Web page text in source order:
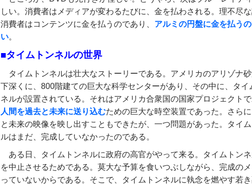
しい。消費者はメディアが変わるたびに、金を払わされる。理不尽な
消費者はコンテンツに金を払うのであり、 アルミの円盤に金を払う
い。
■タイムトンネルの世界
タイムトンネルは壮大なストーリーである。アメリカのアリゾナ
下深くに、800階建ての巨大な科学センターがあり、その中に、タイ
ネルが設置されている。それはアメリカ合衆国の国家プロジェクトで
人間を過去と未来に送り込むための巨大な時空装置であった。さら
と未来の映像を映し出すこともできたが、一つ問題があった。タイ
ルはまだ、完成していなかったのである。
ある日、タイムトンネルに政府の高官がやって来る。タイムトン
を中止させるためである。莫大な予算を食いつぶしながら、完成の
っていないからである。そこで、タイムトンネルに執念を燃やす若